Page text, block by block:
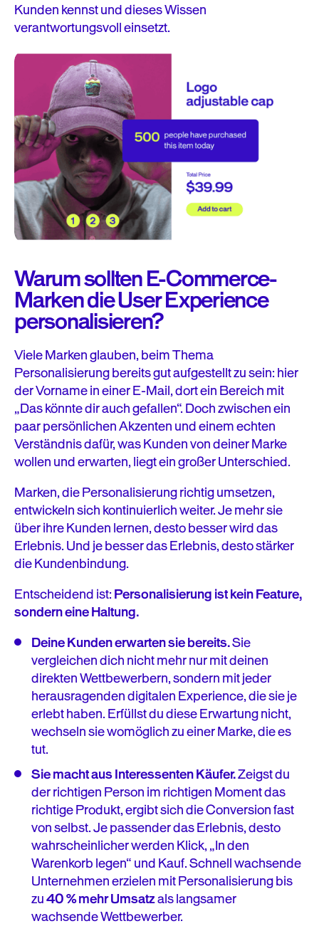
Kunden kennst und dieses Wissen
verantwortungsvoll einsetzt.
Warum sollten E-Commerce-
Marken die User Experience
personalisieren?
Viele Marken glauben, beim Thema
Personalisierung bereits gut aufgestellt zu sein: hier
der Vorname in einer E-Mail, dort ein Bereich mit
„Das könnte dir auch gefallen“. Doch zwischen ein
paar persönlichen Akzenten und einem echten
Verständnis dafür, was Kunden von deiner Marke
wollen und erwarten, liegt ein großer Unterschied.
Marken, die Personalisierung richtig umsetzen,
entwickeln sich kontinuierlich weiter. Je mehr sie
über ihre Kunden lernen, desto besser wird das
Erlebnis. Und je besser das Erlebnis, desto stärker
die Kundenbindung.
Entscheidend ist:Personalisierung ist kein Feature,
sondern eine Haltung.
Deine Kunden erwarten sie bereits.Sie
vergleichen dich nicht mehr nur mit deinen
direkten Wettbewerbern, sondern mit jeder
herausragenden digitalen Experience, die sie je
erlebt haben. Erfüllst du diese Erwartung nicht,
wechseln sie womöglich zu einer Marke, die es
tut.
Sie macht aus Interessenten Käufer.Zeigst du
der richtigen Person im richtigen Moment das
richtige Produkt, ergibt sich die Conversion fast
von selbst. Je passender das Erlebnis, desto
wahrscheinlicher werden Klick, „In den
Warenkorb legen“ und Kauf. Schnell wachsende
Unternehmen erzielen mit Personalisierung bis
zu40 % mehr Umsatzals langsamer
wachsende Wettbewerber.